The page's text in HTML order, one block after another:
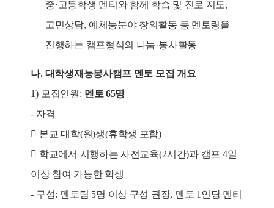
중·고등학생 멘티와 함께 학습 및 진로 지도,
고민상담, 예체능분야 창의활동 등 멘토링을
진행하는 캠프형식의 나눔·봉사활동
나. 대학생재능봉사캠프 멘토 모집 개요
1) 모집인원 : 멘토 65명
- 자격
 본교 대학(원)생(휴학생 포함)
 학교에서 시행하는 사전교육(2시간)과 캠프 4일
이상 참여 가능한 학생
- 구성: 멘토팀 5명 이상 구성 권장, 멘토 1 인당 멘티